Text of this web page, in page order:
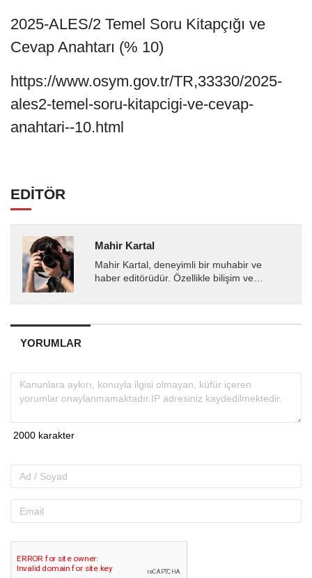
2025-ALES/2 Temel Soru Kitapçığı ve
Cevap Anahtarı (% 10)
https://www.osym.gov.tr/TR,33330/2025-
ales2-temel-soru-kitapcigi-ve-cevap-
anahtari--10.html
EDİTÖR
Mahir Kartal
Mahir Kartal, deneyimli bir muhabir ve
haber editörüdür. Özellikle bilişim ve
gelişmeleri okuyuculara...
YORUMLAR